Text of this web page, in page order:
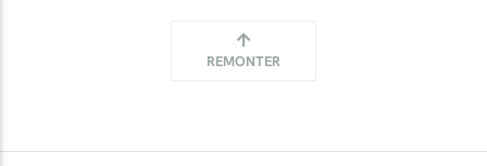
REMONTER